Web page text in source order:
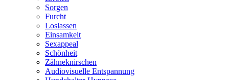
Sorgen
Furcht
Loslassen
Einsamkeit
Sexappeal
Schönheit
Zähneknirschen
Audiovisuelle Entspannung